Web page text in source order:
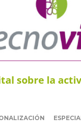
sobre la